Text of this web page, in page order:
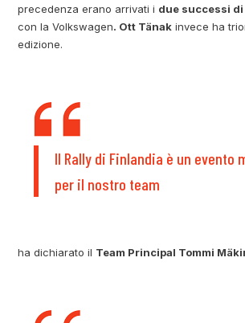
precedenza erano arrivati i due successi
con la Volkswagen. Ott Tänak invece ha
edizione.
Il Rally di Finlandia è un evento
per il nostro team
ha dichiarato il Team Principal Tommi